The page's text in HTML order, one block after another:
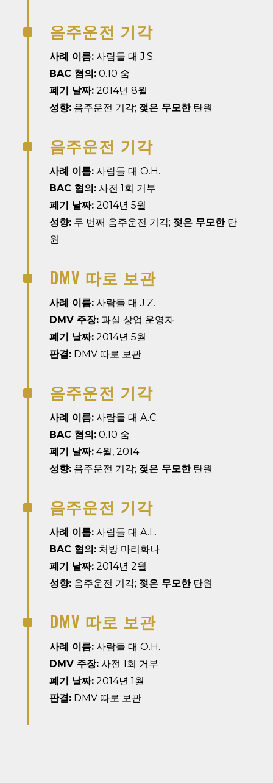
^ 음주운전 기각
사례 이름:사람들 대 J.S.
BAC 혐의:0.10 숨
폐기 날짜:2014년 8월
성향:음주운전 기각; 젖은 무모한탄원
^ 음주운전 기각
사례 이름:사람들 대 O.H.
BAC 혐의:사전 1회 거부
폐기 날짜:2014년 5월
성향:두 번째 음주운전 기각; 젖은 무모한탄
원
^ DMV 따로 보관
사례 이름:사람들 대 J.Z.
DMV 주장:과실 상업 운영자
폐기 날짜:2014년 5월
판결:DMV 따로 보관
^ 음주운전 기각
사례 이름:사람들 대 A.C.
BAC 혐의:0.10 숨
폐기 날짜:4월, 2014
성향:음주운전 기각; 젖은 무모한탄원
^ 음주운전 기각
사례 이름:사람들 대 A.L.
BAC 혐의:처방 마리화나
폐기 날짜:2014년 2월
성향:음주운전 기각; 젖은 무모한탄원
^ DMV 따로 보관
사례 이름:사람들 대 O.H.
DMV 주장:사전 1회 거부
폐기 날짜:2014년 1월
판결:DMV 따로 보관